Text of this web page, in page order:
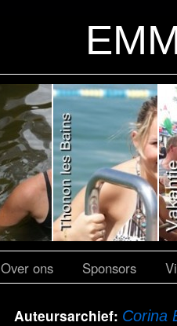
Over ons Sponsors
Auteursarchief: Corina